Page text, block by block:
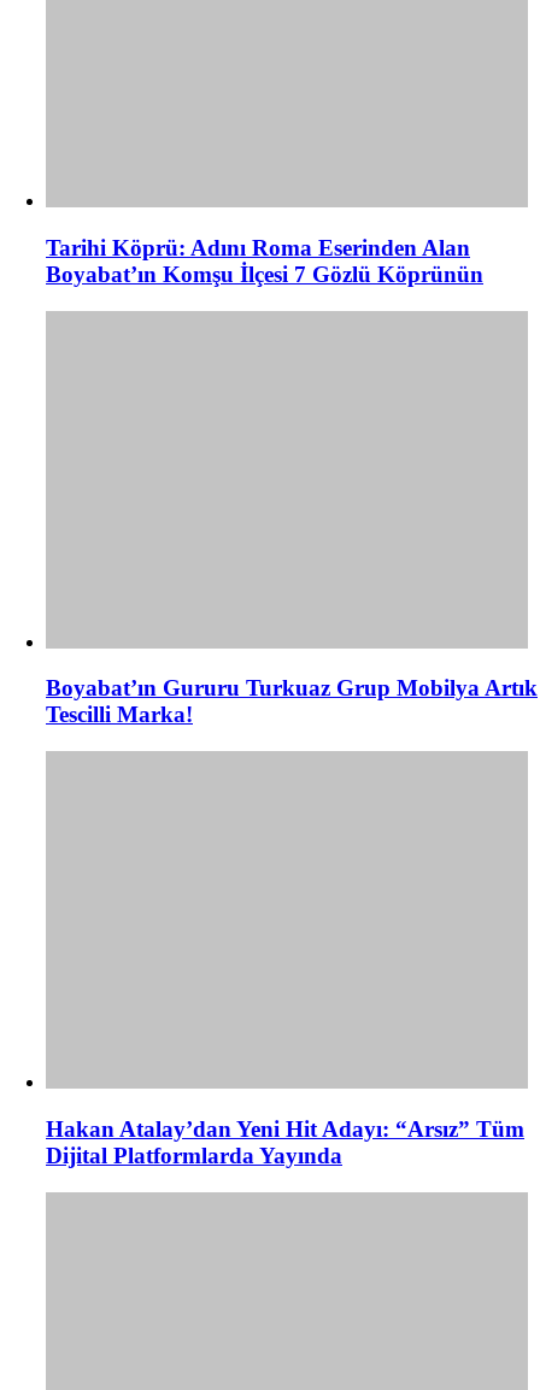
Tarihi Köprü: Adını Roma Eserinden Alan
Boyabat’ın Komşu İlçesi 7 Gözlü Köprünün
Boyabat’ın Gururu Turkuaz Grup Mobilya Artık
Tescilli Marka!
Hakan Atalay’dan Yeni Hit Adayı: “Arsız” Tüm
Dijital Platformlarda Yayında